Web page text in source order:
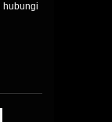
hubungi